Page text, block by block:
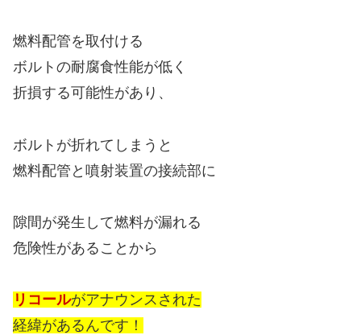
燃料配管を取付ける
ボルトの耐腐食性能が低く
折損する可能性があり、
ボルトが折れてしまうと
燃料配管と噴射装置の接続部に
隙間が発生して燃料が漏れる
危険性があることから
リコールがアナウンスされた
経緯があるんです！